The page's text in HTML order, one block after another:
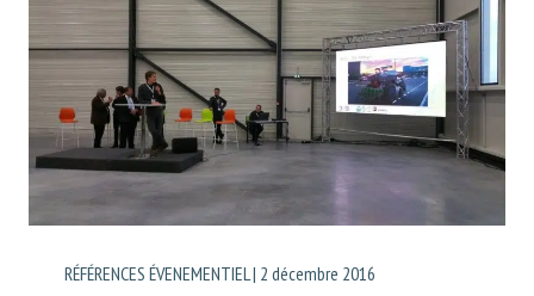
RÉFÉRENCES ÉVENEMENTIEL | 2 décembre 2016